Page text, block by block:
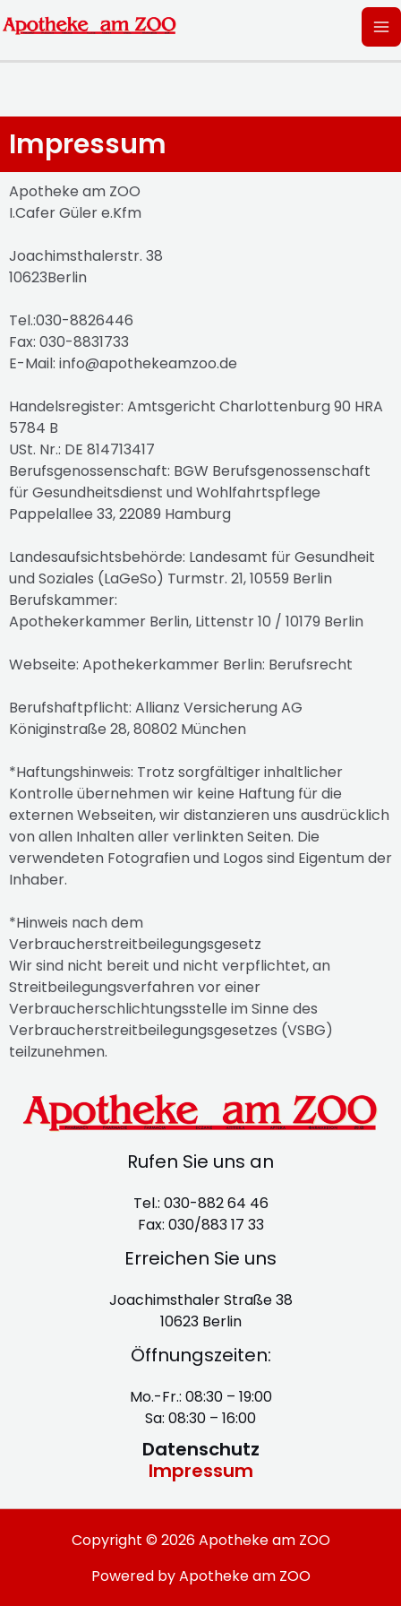
Inhalt
Impressum
Apotheke am ZOO
I.Cafer Güler e.Kfm
Joachimsthalerstr. 38
10623Berlin
Tel.:030-8826446
Fax: 030-8831733
E-Mail: info@apothekeamzoo.de
Handelsregister: Amtsgericht Charlottenburg 90 HRA
5784 B
USt. Nr.: DE 814713417
Berufsgenossenschaft: BGW Berufsgenossenschaft
für Gesundheitsdienst und Wohlfahrtspflege
Pappelallee 33, 22089 Hamburg
Landesaufsichtsbehörde: Landesamt für Gesundheit
und Soziales (LaGeSo) Turmstr. 21, 10559 Berlin
Berufskammer:
Apothekerkammer Berlin, Littenstr 10 / 10179 Berlin
Webseite: Apothekerkammer Berlin: Berufsrecht
Berufshaftpflicht: Allianz Versicherung AG
Königinstraße 28, 80802 München
*Haftungshinweis: Trotz sorgfältiger inhaltlicher
Kontrolle übernehmen wir keine Haftung für die
externen Webseiten, wir distanzieren uns ausdrücklich
von allen Inhalten aller verlinkten Seiten. Die
verwendeten Fotografien und Logos sind Eigentum der
Inhaber.
*Hinweis nach dem
Verbraucherstreitbeilegungsgesetz
Wir sind nicht bereit und nicht verpflichtet, an
Streitbeilegungsverfahren vor einer
Verbraucherschlichtungsstelle im Sinne des
Verbraucherstreitbeilegungsgesetzes (VSBG)
teilzunehmen.
Rufen Sie uns an
Tel.: 030-882 64 46
Fax: 030/883 17 33
Erreichen Sie uns
Joachimsthaler Straße 38
10623 Berlin
Öffnungszeiten:
Mo.-Fr.: 08:30 – 19:00
Sa: 08:30 – 16:00
Datenschutz
Impressum
Copyright © 2026 Apotheke am ZOO
Powered by Apotheke am ZOO